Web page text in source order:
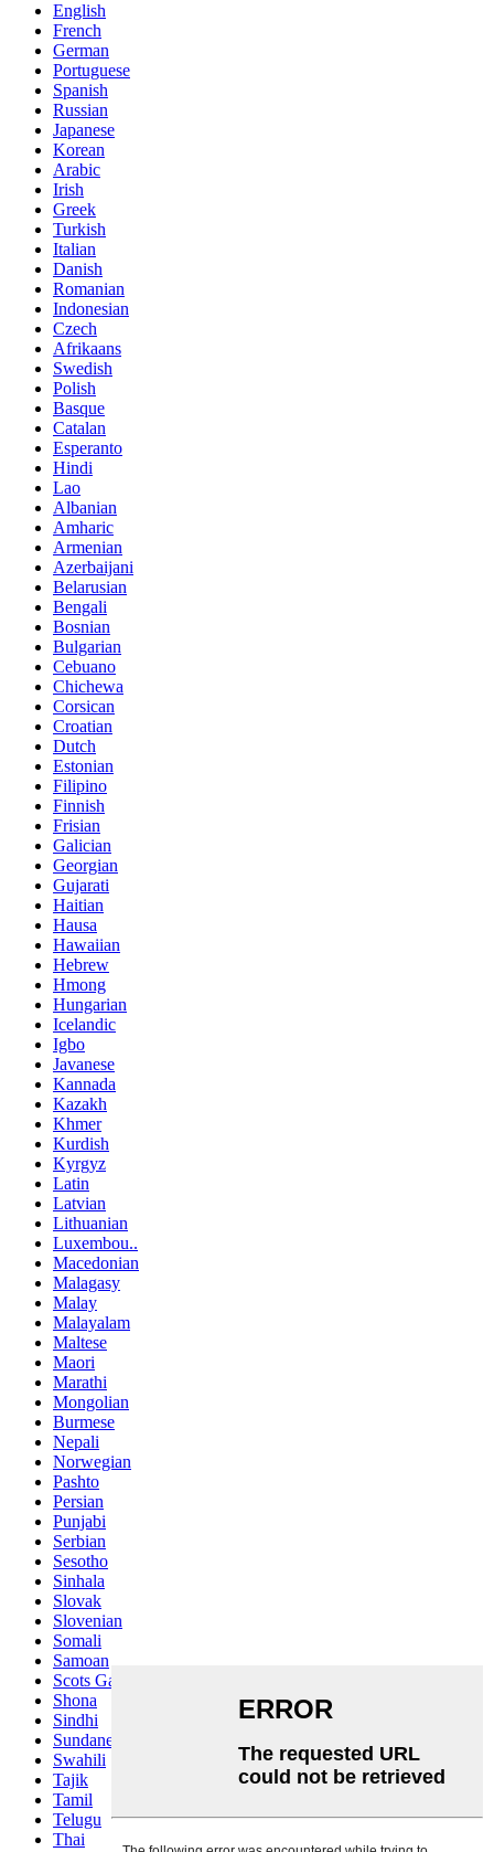
English
French
German
Portuguese
Spanish
Russian
Japanese
Korean
Arabic
Irish
Greek
Turkish
Italian
Danish
Romanian
Indonesian
Czech
Afrikaans
Swedish
Polish
Basque
Catalan
Esperanto
Hindi
Lao
Albanian
Amharic
Armenian
Azerbaijani
Belarusian
Bengali
Bosnian
Bulgarian
Cebuano
Chichewa
Corsican
Croatian
Dutch
Estonian
Filipino
Finnish
Frisian
Galician
Georgian
Gujarati
Haitian
Hausa
Hawaiian
Hebrew
Hmong
Hungarian
Icelandic
Igbo
Javanese
Kannada
Kazakh
Khmer
Kurdish
Kyrgyz
Latin
Latvian
Lithuanian
Luxembou..
Macedonian
Malagasy
Malay
Malayalam
Maltese
Maori
Marathi
Mongolian
Burmese
Nepali
Norwegian
Pashto
Persian
Punjabi
Serbian
Sesotho
Sinhala
Slovak
Slovenian
Somali
Samoan
Scots Gaelic
Shona
Sindhi
Sundanese
Swahili
Tajik
Tamil
Telugu
Thai